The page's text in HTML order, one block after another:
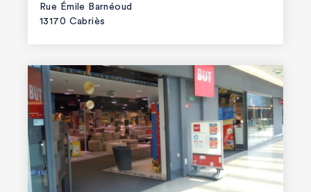
Rue Émile Barnéoud
13170 Cabriès